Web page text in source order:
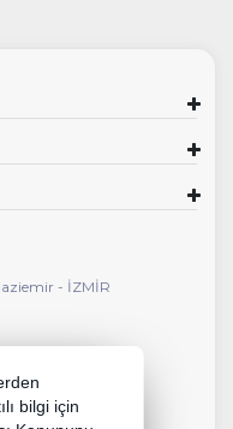
- İZMİR
bilgi için